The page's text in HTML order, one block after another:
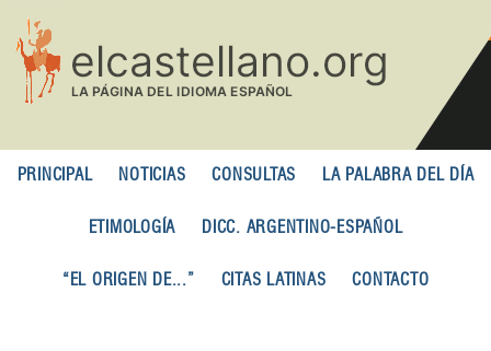
contenido
principal
PRINCIPAL NOTICIAS CONSULTAS LA PALABRA DEL DÍA
ETIMOLOGÍA DICC. ARGENTINO-ESPAÑOL
“EL ORIGEN DE...” CITAS LATINAS CONTACTO